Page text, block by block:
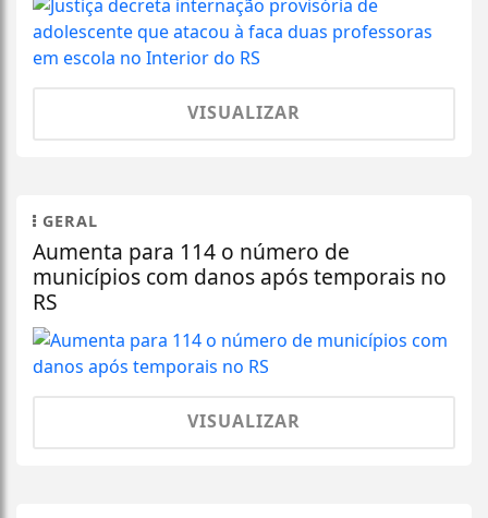
VISUALIZAR
GERAL
Aumenta para 114 o número de
municípios com danos após temporais no
RS
VISUALIZAR